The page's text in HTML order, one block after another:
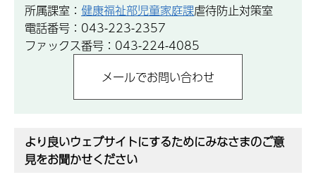
所属課室： 健康福祉部児童家庭課虐待防止対策室
電話番号：043-223-2357
ファックス番号：043-224-4085
より良いウェブサイトにするためにみなさまのご意
見をお聞かせください